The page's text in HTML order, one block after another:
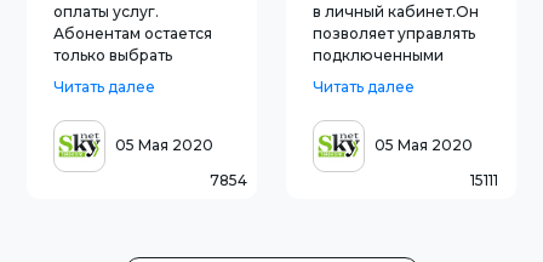
оплаты услуг.
Абонентам остается
только выбрать
оплаты SkyNetНа
официальном сайте и в
личном кабинете
СкайнетВсе способы
Читать далее
05 Мая 2020
7854
в личный кабинет.Он
позволяет управлять
подключенными
онлайн, не выходя из
дома.Возможности ЛКВ
личном кабинете
абонент
может:прочесть свежие
Читать далее
05 Мая 2020
15111